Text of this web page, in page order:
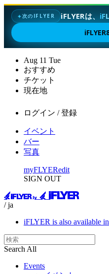
✦次のIFLYER iFLYERは、
Aug 11 Tue
おすすめ
チケット
現在地
ログイン / 登録
イベント
バー
写真
myFLYERedit
SIGN OUT
/ ja
iFLYER is also available
Search All
Events